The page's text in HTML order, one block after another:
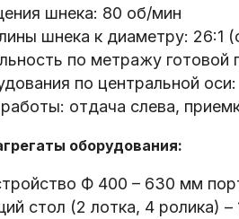
шнека: 80 об/мин
шнека к диаметру: 26:1
по метражу готовой
по центральной
отдача слева,
оборудования:
Ф 400 – 630 мм
стол (2 лотка, 4 ролика) –